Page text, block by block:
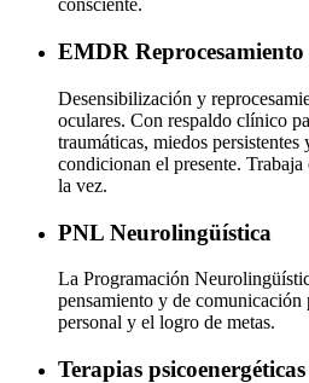
consciente.
EMDR Reprocesamiento
Desensibilización y
oculares. Con respaldo clínico
traumáticas, miedos persistentes
condicionan el presente.
la vez.
PNL Neurolingüística
La Programación
pensamiento y de
personal y el logro de metas.
Terapias psicoenergéticas